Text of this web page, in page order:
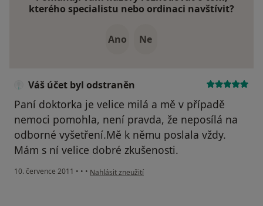
kterého specialistu nebo ordinaci navštívit?
Ano Ne
Váš účet byl odstraněn
Paní doktorka je velice milá a mě v případě
nemoci pomohla, není pravda, že neposílá na
odborné vyšetření.Mě k němu poslala vždy.
Mám s ní velice dobré zkušenosti.
10. července 2011 • • • podle názoru uživatele Váš účet byl odstraněn
Nahlásit zneužití